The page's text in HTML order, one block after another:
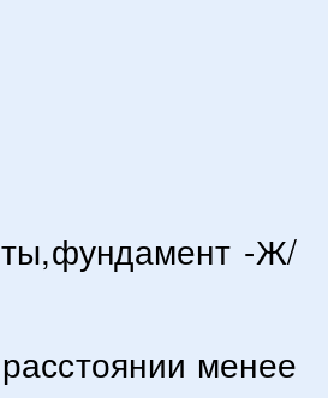
-Ж/
менее